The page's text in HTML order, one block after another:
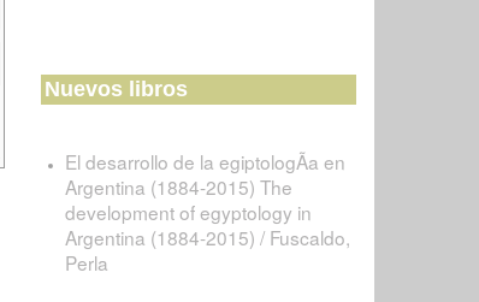
Nuevos libros
El desarrollo de la egiptologÃ­a en
Argentina (1884-2015) The
development of egyptology in
Argentina (1884-2015) / Fuscaldo,
Perla